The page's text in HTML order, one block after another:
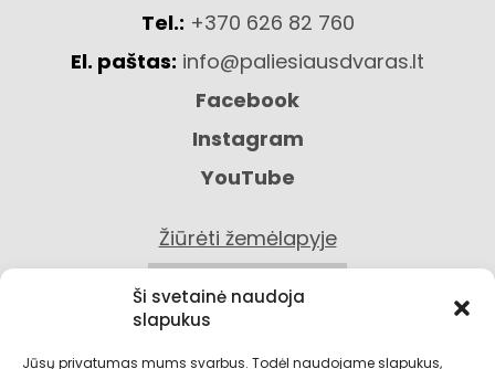
Ši svetainė naudoja
slapukus
Jūsų privatumas mums svarbus. Todėl naudojame slapukus,
Tel.: +370 626 82 760
El. paštas: info@paliesiausdvaras.lt
Facebook
Instagram
YouTube
Žiūrėti žemėlapyje
KONTAKTAI